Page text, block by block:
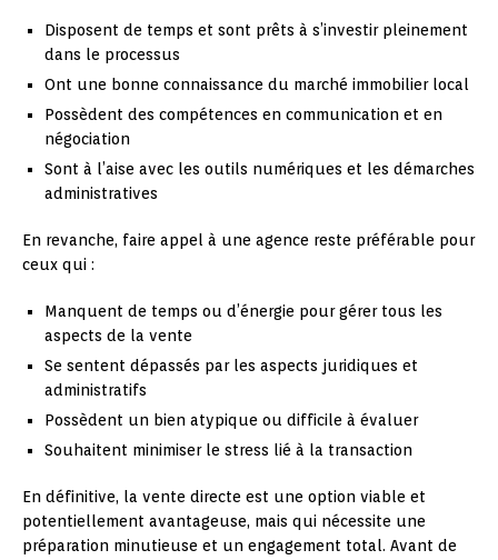
Disposent de temps et sont prêts à s’investir pleinement
dans le processus
Ont une bonne connaissance du marché immobilier local
Possèdent des compétences en communication et en
négociation
Sont à l’aise avec les outils numériques et les démarches
administratives
En revanche, faire appel à une agence reste préférable pour
ceux qui :
Manquent de temps ou d’énergie pour gérer tous les
aspects de la vente
Se sentent dépassés par les aspects juridiques et
administratifs
Possèdent un bien atypique ou difficile à évaluer
Souhaitent minimiser le stress lié à la transaction
En définitive, la vente directe est une option viable et
potentiellement avantageuse, mais qui nécessite une
préparation minutieuse et un engagement total. Avant de